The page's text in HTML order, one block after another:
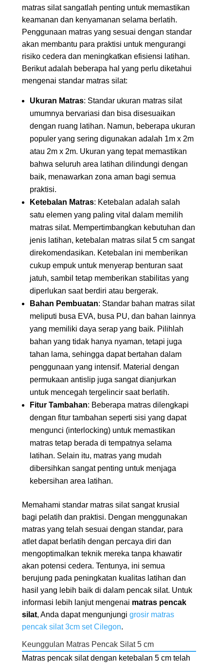
matras silat sangatlah penting untuk memastikan
keamanan dan kenyamanan selama berlatih.
Penggunaan matras yang sesuai dengan standar
akan membantu para praktisi untuk mengurangi
risiko cedera dan meningkatkan efisiensi latihan.
Berikut adalah beberapa hal yang perlu diketahui
mengenai standar matras silat:
Ukuran Matras: Standar ukuran matras silat
umumnya bervariasi dan bisa disesuaikan
dengan ruang latihan. Namun, beberapa ukuran
populer yang sering digunakan adalah 1m x 2m
atau 2m x 2m. Ukuran yang tepat memastikan
bahwa seluruh area latihan dilindungi dengan
baik, menawarkan zona aman bagi semua
praktisi.
Ketebalan Matras: Ketebalan adalah salah
satu elemen yang paling vital dalam memilih
matras silat. Mempertimbangkan kebutuhan dan
jenis latihan, ketebalan matras silat 5 cm sangat
direkomendasikan. Ketebalan ini memberikan
cukup empuk untuk menyerap benturan saat
jatuh, sambil tetap memberikan stabilitas yang
diperlukan saat berdiri atau bergerak.
Bahan Pembuatan: Standar bahan matras silat
meliputi busa EVA, busa PU, dan bahan lainnya
yang memiliki daya serap yang baik. Pilihlah
bahan yang tidak hanya nyaman, tetapi juga
tahan lama, sehingga dapat bertahan dalam
penggunaan yang intensif. Material dengan
permukaan antislip juga sangat dianjurkan
untuk mencegah tergelincir saat berlatih.
Fitur Tambahan: Beberapa matras dilengkapi
dengan fitur tambahan seperti sisi yang dapat
mengunci (interlocking) untuk memastikan
matras tetap berada di tempatnya selama
latihan. Selain itu, matras yang mudah
dibersihkan sangat penting untuk menjaga
kebersihan area latihan.
Memahami standar matras silat sangat krusial
bagi pelatih dan praktisi. Dengan menggunakan
matras yang telah sesuai dengan standar, para
atlet dapat berlatih dengan percaya diri dan
mengoptimalkan teknik mereka tanpa khawatir
akan potensi cedera. Tentunya, ini semua
berujung pada peningkatan kualitas latihan dan
hasil yang lebih baik di dalam pencak silat. Untuk
informasi lebih lanjut mengenai matras pencak
silat, Anda dapat mengunjungi grosir matras
pencak silat 3cm set Cilegon.
Keunggulan Matras Pencak Silat 5 cm
Matras pencak silat dengan ketebalan 5 cm telah